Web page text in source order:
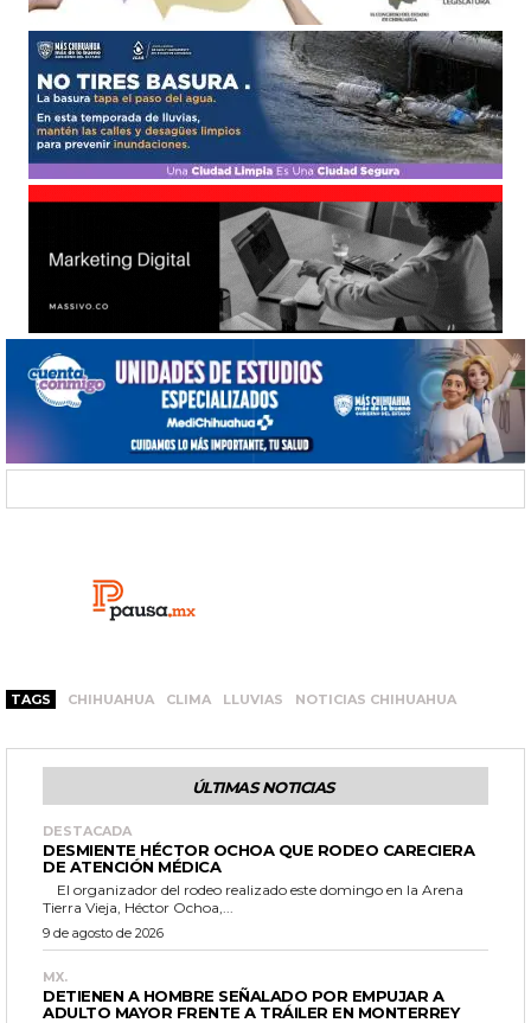
TAGS CHIHUAHUA CLIMA LLUVIAS NOTICIAS CHIHUAHUA
ÚLTIMAS NOTICIAS
DESTACADA
DESMIENTE HÉCTOR OCHOA QUE RODEO CARECIERA
DE ATENCIÓN MÉDICA
Tierra Vieja, Héctor Ochoa,...
9 de agosto de 2026
MX.
DETIENEN A HOMBRE SEÑALADO POR EMPUJAR A
ADULTO MAYOR FRENTE A TRÁILER EN MONTERREY